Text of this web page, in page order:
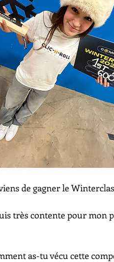
de gagner le
très contente pour mon
as-tu vécu cette